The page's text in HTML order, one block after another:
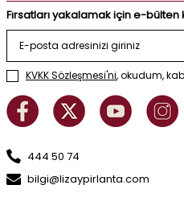
Fırsatları yakalamak için e-bülten
KVKK Sözleşmesi'ni, okudum,
444 50 74
bilgi@lizaypirlanta.com